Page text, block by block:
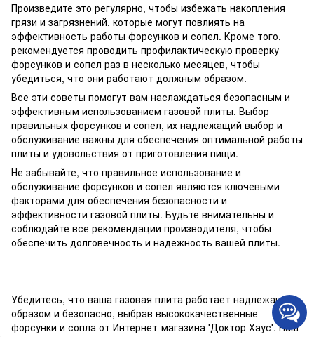
Произведите это регулярно, чтобы избежать накопления
грязи и загрязнений, которые могут повлиять на
эффективность работы форсунков и сопел. Кроме того,
рекомендуется проводить профилактическую проверку
форсунков и сопел раз в несколько месяцев, чтобы
убедиться, что они работают должным образом.
Все эти советы помогут вам наслаждаться безопасным и
эффективным использованием газовой плиты. Выбор
правильных форсунков и сопел, их надлежащий выбор и
обслуживание важны для обеспечения оптимальной работы
плиты и удовольствия от приготовления пищи.
Не забывайте, что правильное использование и
обслуживание форсунков и сопел являются ключевыми
факторами для обеспечения безопасности и
эффективности газовой плиты. Будьте внимательны и
соблюдайте все рекомендации производителя, чтобы
обеспечить долговечность и надежность вашей плиты.
Убедитесь, что ваша газовая плита работает надлежащим
образом и безопасно, выбрав высококачественные
форсунки и сопла от Интернет-магазина 'Доктор Хаус'. Наш